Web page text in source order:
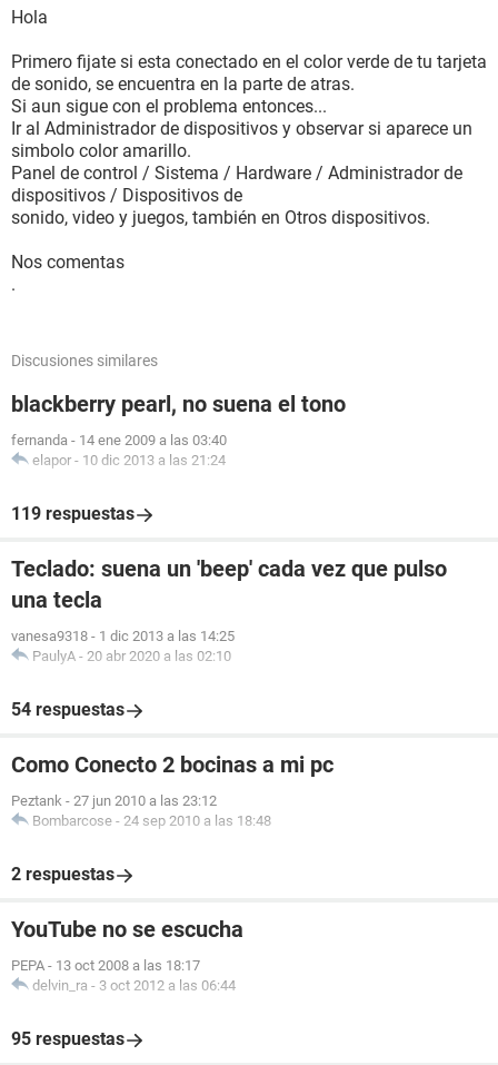
Hola
Primero fijate si esta conectado en el color verde de tu tarjeta
de sonido, se encuentra en la parte de atras.
Si aun sigue con el problema entonces...
Ir al Administrador de dispositivos y observar si aparece un
simbolo color amarillo.
Panel de control / Sistema / Hardware / Administrador de
dispositivos / Dispositivos de
sonido, video y juegos, también en Otros dispositivos.
Nos comentas
.
Discusiones similares
blackberry pearl, no suena el tono
fernanda - 14 ene 2009 a las 03:40
elapor - 10 dic 2013 a las 21:24
119 respuestas
Teclado: suena un 'beep' cada vez que pulso
una tecla
vanesa9318 - 1 dic 2013 a las 14:25
PaulyA - 20 abr 2020 a las 02:10
54 respuestas
Como Conecto 2 bocinas a mi pc
Peztank - 27 jun 2010 a las 23:12
Bombarcose - 24 sep 2010 a las 18:48
2 respuestas
YouTube no se escucha
PEPA - 13 oct 2008 a las 18:17
delvin_ra - 3 oct 2012 a las 06:44
95 respuestas